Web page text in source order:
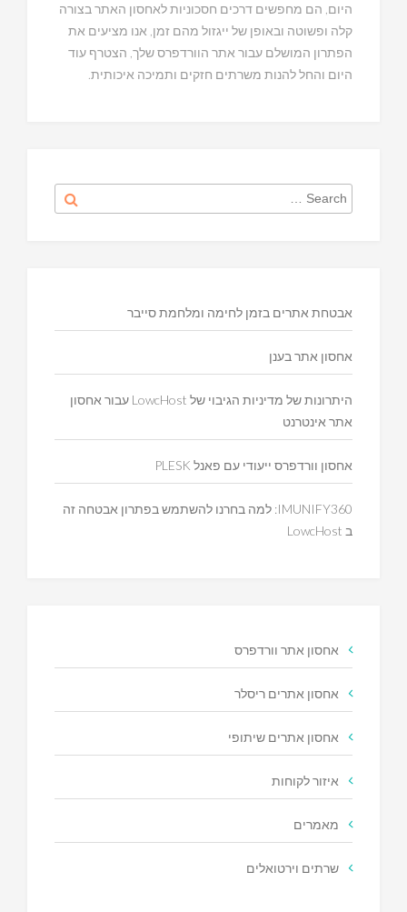
היום, הם מחפשים דרכים חסכוניות לאחסון האתר בצורה
קלה ופשוטה ובאופן של ייגזול מהם זמן, אנו מציעים את
הפתרון המושלם עבור אתר הוורדפרס שלך, הצטרף עוד
היום והחל להנות משרתים חזקים ותמיכה איכותית.
Search
for:
אבטחת אתרים בזמן לחימה ומלחמת סייבר
אחסון אתר בענן
היתרונות של מדיניות הגיבוי של LowcHost עבור אחסון
אתר אינטרנט
אחסון וורדפרס ייעודי עם פאנל PLESK
IMUNIFY360: למה בחרנו להשתמש בפתרון אבטחה זה
ב LowcHost
אחסון אתר וורדפרס
אחסון אתרים ריסלר
אחסון אתרים שיתופי
איזור לקוחות
מאמרים
שרתים וירטואלים